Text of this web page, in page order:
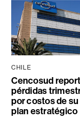
CHILE
Cencosud
pérdidas
por costos de
plan estratégico